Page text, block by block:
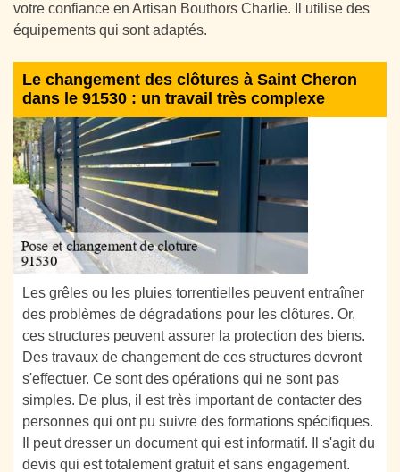
votre confiance en Artisan Bouthors Charlie. Il utilise des
équipements qui sont adaptés.
Le changement des clôtures à Saint Cheron
dans le 91530 : un travail très complexe
Les grêles ou les pluies torrentielles peuvent entraîner
des problèmes de dégradations pour les clôtures. Or,
ces structures peuvent assurer la protection des biens.
Des travaux de changement de ces structures devront
s'effectuer. Ce sont des opérations qui ne sont pas
simples. De plus, il est très important de contacter des
personnes qui ont pu suivre des formations spécifiques.
Il peut dresser un document qui est informatif. Il s'agit du
devis qui est totalement gratuit et sans engagement.